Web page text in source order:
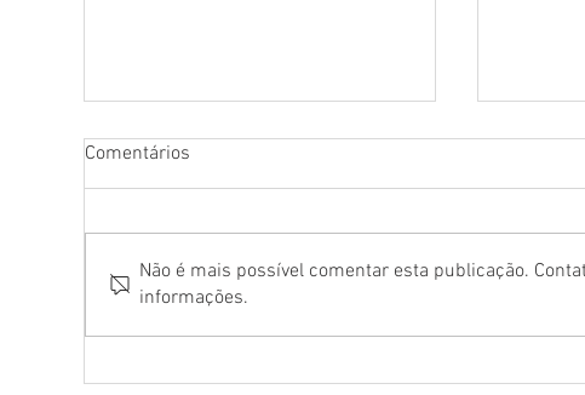
Documentário celebra o
Rio
Comentários
Não é mais possível comentar esta publicação.
informações.